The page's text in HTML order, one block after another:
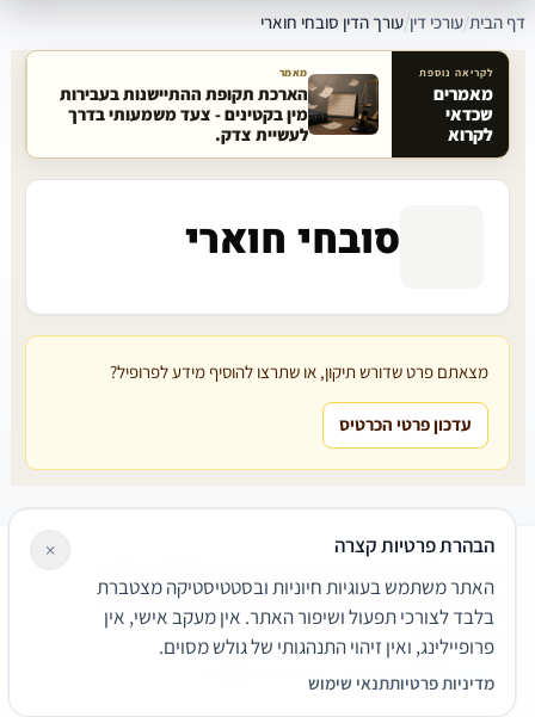
דף הבית/עורכי דין/עורך הדין סובחי חוארי
מאמרים קשורים באתר
לקריאה נוספת
מאמרים
שכדאי
לקרוא
מאמר
הארכת תקופת ההתיישנות בעבירות
מין בקטינים - צעד משמעותי בדרך
לעשיית צדק.
סובחי חוארי
מצאתם פרט שדורש תיקון, או שתרצו להוסיף מידע לפרופיל?
עדכון פרטי הכרטיס
שירותים משפטיים
דרושים צור קשר נגישותפרטיות
תנאי שימוש
© 2026 הפירמה. כל הזכויות שמורות.
הבהרת פרטיות קצרה
האתר משתמש בעוגיות חיוניות ובסטטיסטיקה מצטברת
בלבד לצורכי תפעול ושיפור האתר. אין מעקב אישי, אין
פרופיילינג, ואין זיהוי התנהגותי של גולש מסוים.
מדיניות פרטיותתנאי שימוש
×